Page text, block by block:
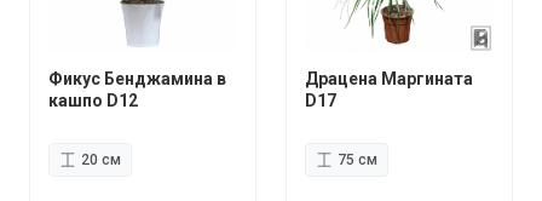
Фикус Бенджамина в
кашпо D12
20 см
Драцена Маргината
D17
75 см